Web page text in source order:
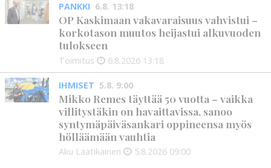
PANKKI 6.8. 13:18
OP Kaskimaan vakavaraisuus vahvistui –
korkotason muutos heijastui alkuvuoden
tulokseen
Toimitus 6.8.2026 13:18
IHMISET 5.8. 9:00
Mikko Remes täyttää 50 vuotta – vaikka
villitystäkin on havaittavissa, sanoo
syntymäpäiväsankari oppineensa myös
hölläämään vauhtia
Aku Laatikainen 5.8.2026 09:00